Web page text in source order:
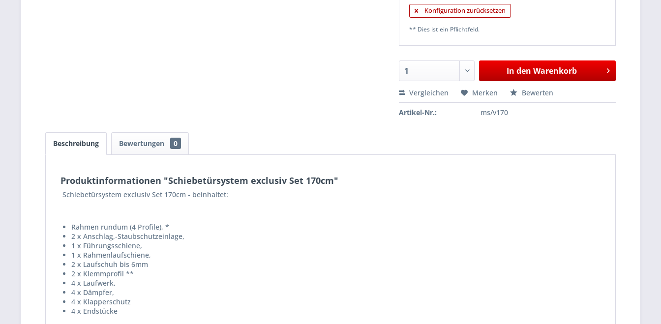
Konfiguration zurücksetzen
** Dies ist ein Pflichtfeld.
In den Warenkorb
Vergleichen Merken Bewerten
Artikel-Nr.: ms/v170
Beschreibung Bewertungen 0
Produktinformationen "Schiebetürsystem exclusiv Set 170cm"
Schiebetürsystem exclusiv Set 170cm - beinhaltet:
Rahmen rundum (4 Profile), *
2 x Anschlag,-Staubschutzeinlage,
1 x Führungsschiene,
1 x Rahmenlaufschiene,
2 x Laufschuh bis 6mm
2 x Klemmprofil **
4 x Laufwerk,
4 x Dämpfer,
4 x Klapperschutz
4 x Endstücke